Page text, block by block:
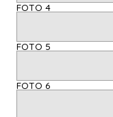
FOTO 4
FOTO 5
FOTO 6